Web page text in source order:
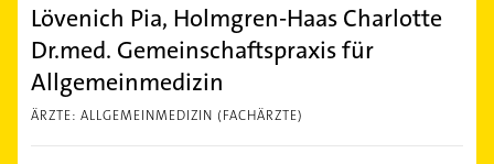
Lövenich Pia, Holmgren-Haas Charlotte
Dr.med. Gemeinschaftspraxis für
Allgemeinmedizin
ÄRZTE: ALLGEMEINMEDIZIN (FACHÄRZTE)